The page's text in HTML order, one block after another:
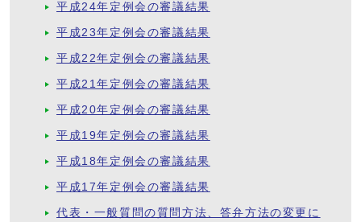
平成24年定例会の審議結果
平成23年定例会の審議結果
平成22年定例会の審議結果
平成21年定例会の審議結果
平成20年定例会の審議結果
平成19年定例会の審議結果
平成18年定例会の審議結果
平成17年定例会の審議結果
代表・一般質問の質問方法、答弁方法の変更に